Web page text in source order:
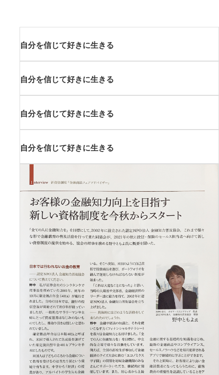
自分を信じて好きに生きる
自分を信じて好きに生きる
自分を信じて好きに生きる
自分を信じて好きに生きる